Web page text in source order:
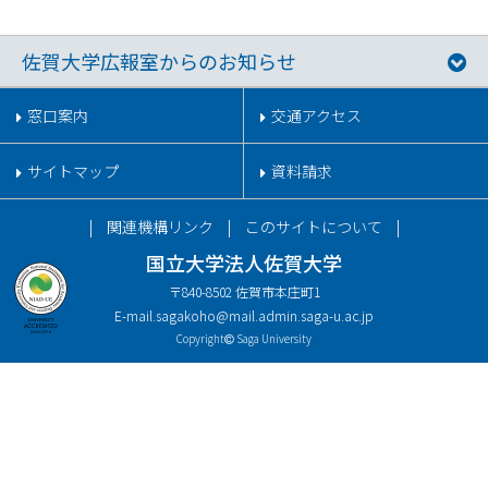
佐賀大学広報室からのお知らせ
窓口案内 交通アクセス
サイトマップ 資料請求
国立大学法人佐賀大学
〒840-8502 佐賀市本庄町1
E-mail. sagakoho@mail.admin.saga-u.ac.jp
関連機構リンク このサイトについて
Copyright Saga University